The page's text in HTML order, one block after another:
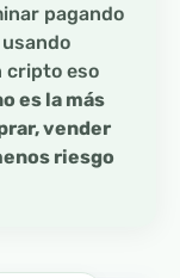
pagando
cripto eso
es la más
vender
riesgo